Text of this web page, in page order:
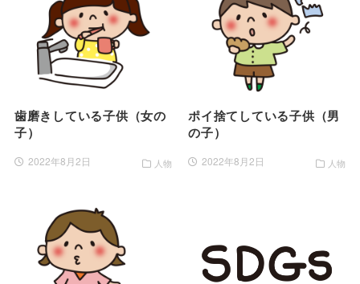
歯磨きしている子供（女の
子）
2022年8月2日 人物
ポイ捨てしている子供（男
の子）
2022年8月2日 人物